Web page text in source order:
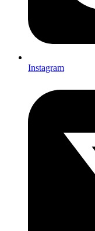
Instagram